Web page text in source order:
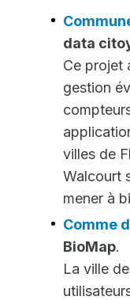
data
Ce projet
gestion
villes de
Walcourt
mener à
Comme
BioMap.
La ville